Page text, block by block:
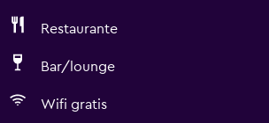
Restaurante
Bar/lounge
Wifi gratis